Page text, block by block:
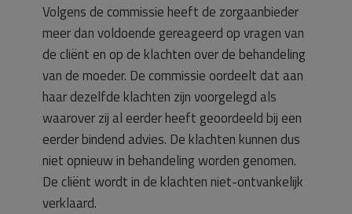
Volgens de commissie heeft de zorgaanbieder
meer dan voldoende gereageerd op vragen van
de cliënt en op de klachten over de behandeling
van de moeder. De commissie oordeelt dat aan
haar dezelfde klachten zijn voorgelegd als
waarover zij al eerder heeft geoordeeld bij een
eerder bindend advies. De klachten kunnen dus
niet opnieuw in behandeling worden genomen.
De cliënt wordt in de klachten niet-ontvankelijk
verklaard.